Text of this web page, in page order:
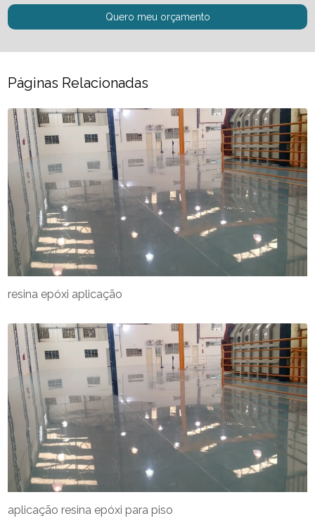
Quero meu orçamento
Páginas Relacionadas
resina epóxi aplicação
aplicação resina epóxi para piso